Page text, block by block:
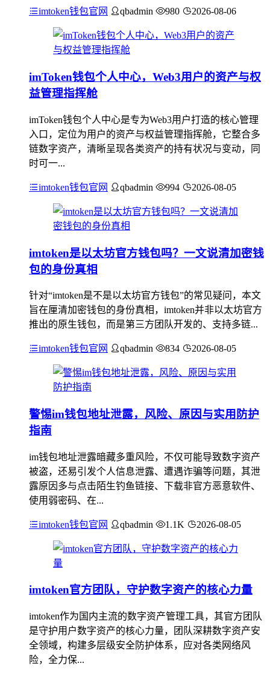
imtoken钱包官网 qbadmin 980 2026-08-06
imToken钱包个人中心，Web3用户的资产与权
益管理指挥舱
imToken钱包个人中心是专为Web3用户打造的核心管理
入口，定位为用户的资产与权益管理指挥舱，它整合多
链数字资产，清晰呈现各类资产的持有状况与变动，同
时可一...
imtoken钱包官网 qbadmin 994 2026-08-05
imtoken是以太坊官方钱包吗？一文说清加密钱
包的身份真相
针对“imtoken是不是以太坊官方钱包”的常见疑问，本文
旨在厘清加密钱包的身份真相，imtoken并非以太坊官方
推出的原生钱包，而是第三方团队开发的、支持多链...
imtoken钱包官网 qbadmin 834 2026-08-05
警惕im钱包地址泄露，风险、原因与实用防护
指南
im钱包地址泄露暗藏多重风险，不仅可能导致数字资产
被盗，还易引发个人信息泄露、遭遇诈骗等问题，其泄
露原因多与点击陌生钓鱼链接、下载非官方恶意软件、
使用弱密码、在...
imtoken钱包官网 qbadmin 1.1K 2026-08-05
imtoken官方团队，守护数字资产的核心力量
imtoken作为国内主流的数字资产管理工具，其官方团队
是守护用户数字资产的核心力量，团队深耕数字资产安
全领域，构建多层级安全防护体系，应对各类网络风
险，全力保...